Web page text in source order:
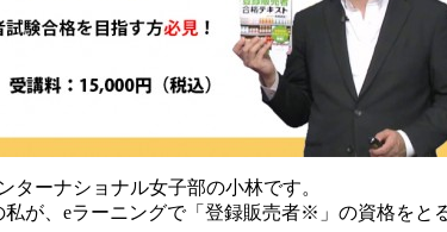
ターナショナル女子部の小林です。
が、eラーニングで「登録販売者※」の資格をと